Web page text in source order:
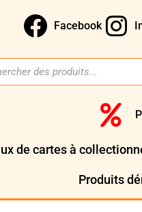
Facebook
de cartes à
Produits